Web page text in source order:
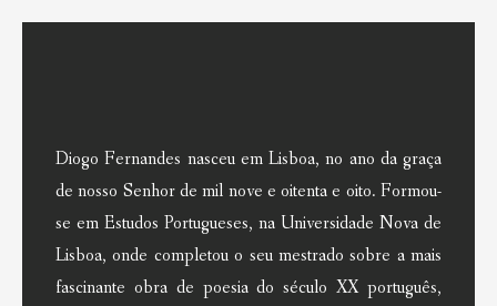
Diogo Fernandes nasceu em Lisboa, no ano da graça
de nosso Senhor de mil nove e oitenta e oito. Formou-
se em Estudos Portugueses, na Universidade Nova de
Lisboa, onde completou o seu mestrado sobre a mais
fascinante obra de poesia do século XX português,